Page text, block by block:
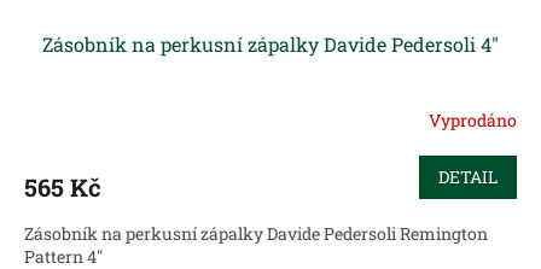
Zásobník na perkusní zápalky Davide Pedersoli 4"
Vyprodáno
565 Kč DETAIL
Zásobník na perkusní zápalky Davide Pedersoli Remington
Pattern 4"